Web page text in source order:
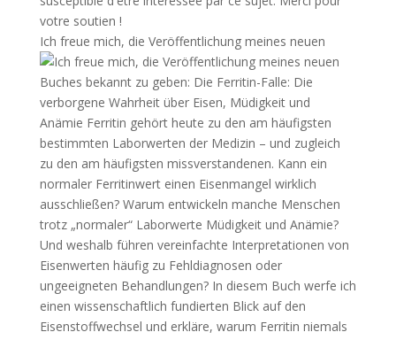
Ich freue mich, die Veröffentlichung meines neuen